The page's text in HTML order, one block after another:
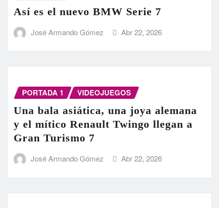
Así es el nuevo BMW Serie 7
José Armando Gómez Abr 22, 2026
PORTADA 1 VIDEOJUEGOS
Una bala asiática, una joya alemana
y el mítico Renault Twingo llegan a
Gran Turismo 7
José Armando Gómez Abr 22, 2026